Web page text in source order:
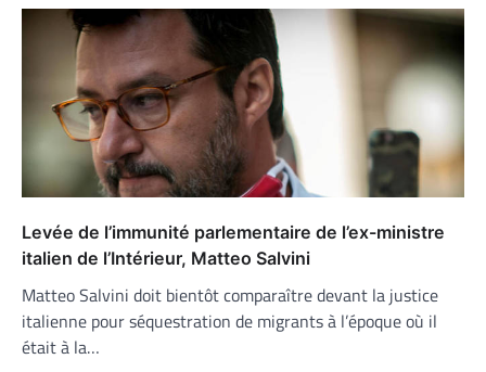
Levée de l’immunité parlementaire de l’ex-ministre
italien de l’Intérieur, Matteo Salvini
Matteo Salvini doit bientôt comparaître devant la justice
italienne pour séquestration de migrants à l’époque où il
était à la…